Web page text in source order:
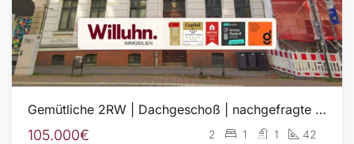
Gemütliche 2RW | Dachgeschoß | nachgefragte “junge” Lage
105.000€ 2 1 1 42